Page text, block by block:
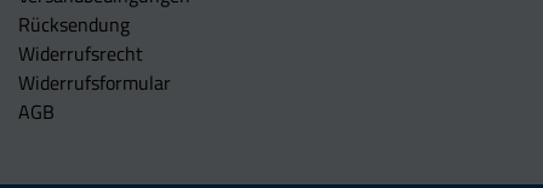
Rücksendung
Widerrufsrecht
Widerrufsformular
AGB